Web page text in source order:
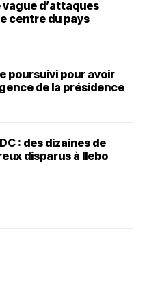
vague d’attaques
centre du pays
poursuivi pour avoir
de la présidence
: des dizaines de
disparus à Ilebo